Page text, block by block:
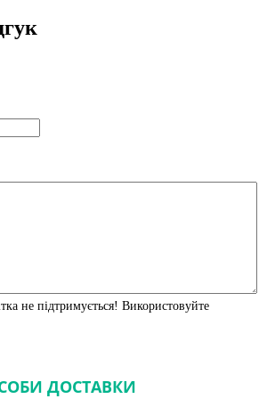
не підтримується! Використовуйте
ДОСТАВКИ